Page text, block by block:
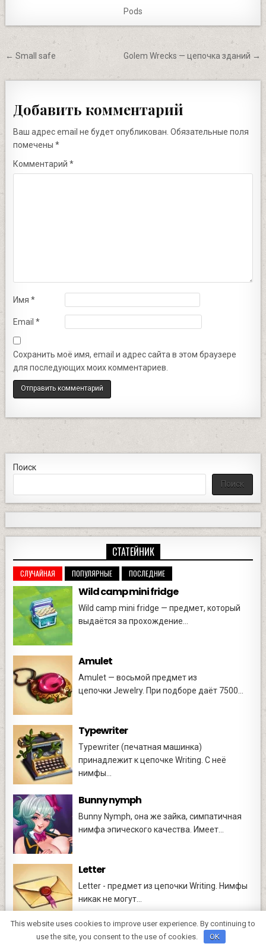
Pods
Навигация
по
← Small safe Golem Wrecks — цепочка зданий →
Добавить комментарий
Ваш адрес email не будет опубликован. Обязательные поля
помечены*
Комментарий*
Имя*
Email*
Сохранить моё имя, email и адрес сайта в этом браузере
для последующих моих комментариев.
Поиск
Поиск
СТАТЕЙНИК
СЛУЧАЙНАЯ ПОПУЛЯРНЫЕ ПОСЛЕДНИЕ
Wild camp mini fridge
Wild camp mini fridge — предмет, который
выдаётся за прохождение...
Amulet
Amulet — восьмой предмет из
цепочки Jewelry. При подборе даёт 7500...
Typewriter
Typewriter (печатная машинка)
принадлежит к цепочке Writing. С неё
нимфы...
Bunny nymph
Bunny Nymph, она же зайка, симпатичная
нимфа эпического качества. Имеет...
Letter
Letter - предмет из цепочки Writing. Нимфы
никак не могут...
This website uses cookies to improve user experience. By continuing to
use the site, you consent to the use of cookies.
OK